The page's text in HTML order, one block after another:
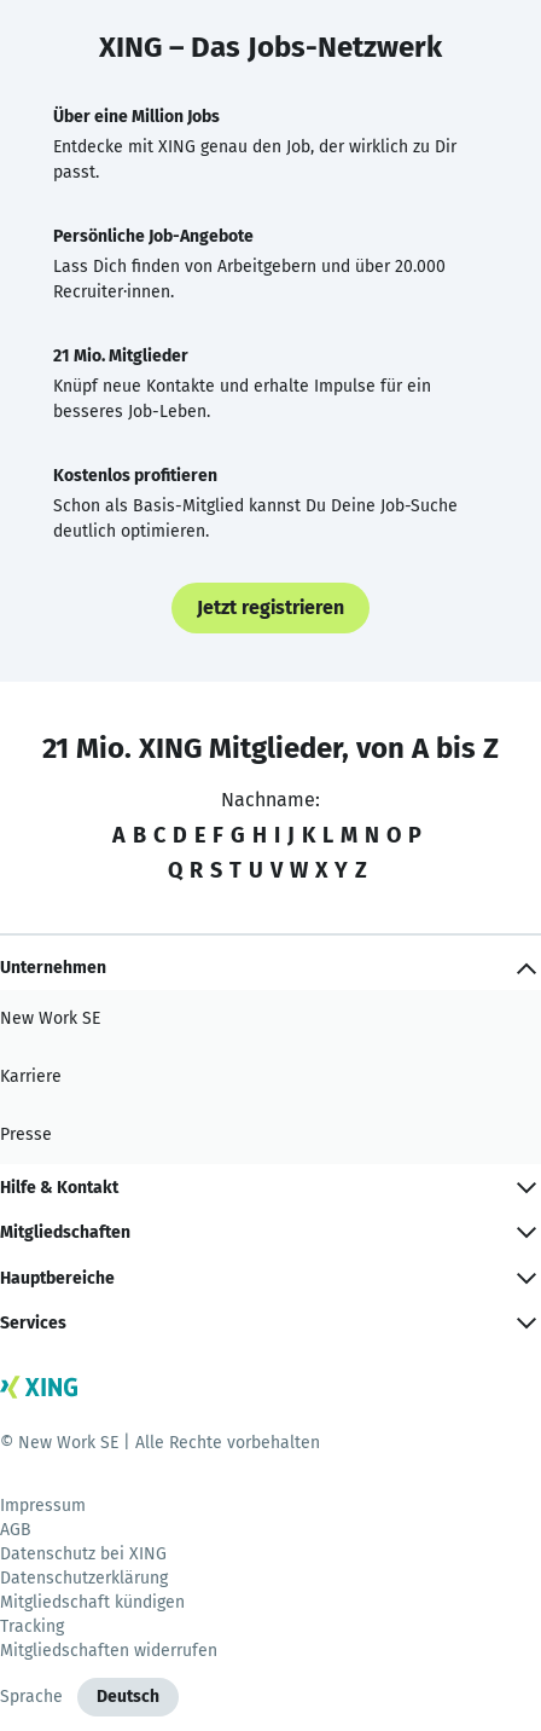
XING – Das Jobs-Netzwerk
Über eine Million Jobs
Entdecke mit XING genau den Job, der wirklich zu Dir
passt.
Persönliche Job-Angebote
Lass Dich finden von Arbeitgebern und über 20.000
Recruiter·innen.
21 Mio. Mitglieder
Knüpf neue Kontakte und erhalte Impulse für ein
besseres Job-Leben.
Kostenlos profitieren
Schon als Basis-Mitglied kannst Du Deine Job-Suche
deutlich optimieren.
Jetzt registrieren
21 Mio. XING Mitglieder, von A bis Z
Nachname:
A B C D E F G H I J K L M N O P
Q R S T U V W X Y Z
Unternehmen
New Work SE
Karriere
Presse
Hilfe & Kontakt
Mitgliedschaften
Hauptbereiche
Services
© New Work SE | Alle Rechte vorbehalten
Impressum
AGB
Datenschutz bei XING
Datenschutzerklärung
Mitgliedschaft kündigen
Tracking
Mitgliedschaften widerrufen
Sprache Deutsch